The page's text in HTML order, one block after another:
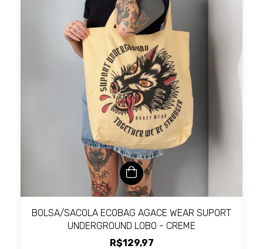
BOLSA/SACOLA ECOBAG AGACE WEAR SUPORT
UNDERGROUND LOBO - CREME
R$129,97